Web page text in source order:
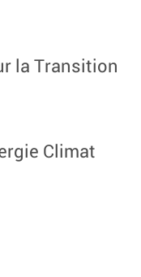
la Transition
Climat